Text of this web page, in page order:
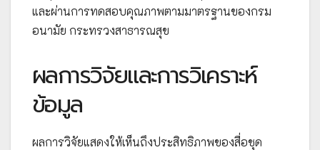
และผ่านการทดสอบคุณภาพตามมาตรฐานของกรม
อนามัย กระทรวงสาธารณสุข
ผลการวิจัยและการวิเคราะห์
ข้อมูล
ผลการวิจัยแสดงให้เห็นถึงประสิทธิภาพของสื่อชุด